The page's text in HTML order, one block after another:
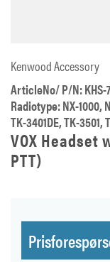
Kenwood Accessory
ArticleNo/ P/N: KHS-
Radiotype: NX-1000,
TK-3401DE, TK-3501,
VOX Headset
PTT)